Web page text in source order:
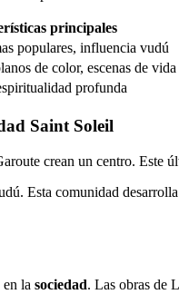
principales
populares, influencia vudú
de color, escenas de vida
profunda
Saint Soleil
crean un centro. Este
Esta comunidad
la sociedad. Las obras de